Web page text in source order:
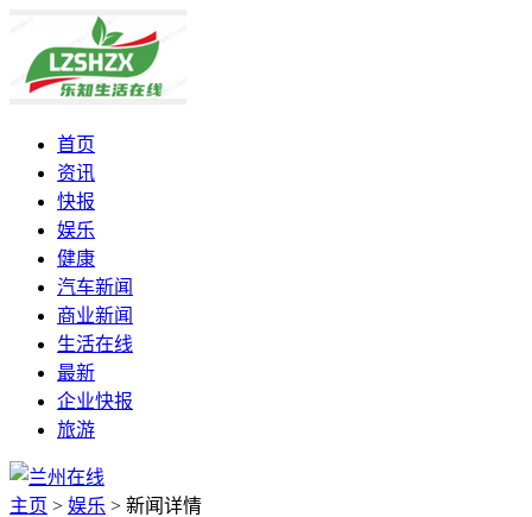
首页
资讯
快报
娱乐
健康
汽车新闻
商业新闻
生活在线
最新
企业快报
旅游
主页 > 娱乐 > 新闻详情